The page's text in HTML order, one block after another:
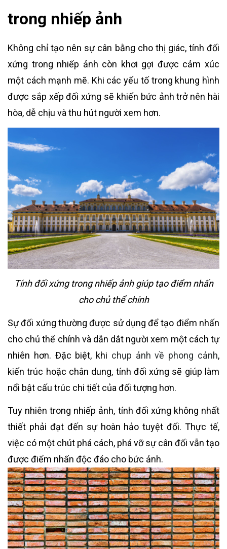
trong nhiếp ảnh
Không chỉ tạo nên sự cân bằng cho thị giác, tính đối
xứng trong nhiếp ảnh còn khơi gợi được cảm xúc
một cách mạnh mẽ. Khi các yếu tố trong khung hình
được sắp xếp đối xứng sẽ khiến bức ảnh trở nên hài
hòa, dễ chịu và thu hút người xem hơn.
Tính đối xứng trong nhiếp ảnh giúp tạo điểm nhấn
cho chủ thể chính
Sự đối xứng thường được sử dụng để tạo điểm nhấn
cho chủ thể chính và dẫn dắt người xem một cách tự
nhiên hơn. Đặc biệt, khi chụp ảnh về phong cảnh,
kiến trúc hoặc chân dung, tính đối xứng sẽ giúp làm
nổi bật cấu trúc chi tiết của đối tượng hơn.
Tuy nhiên trong nhiếp ảnh, tính đối xứng không nhất
thiết phải đạt đến sự hoàn hảo tuyệt đối. Thực tế,
việc có một chút phá cách, phá vỡ sự cân đối vẫn tạo
được điểm nhấn độc đáo cho bức ảnh.